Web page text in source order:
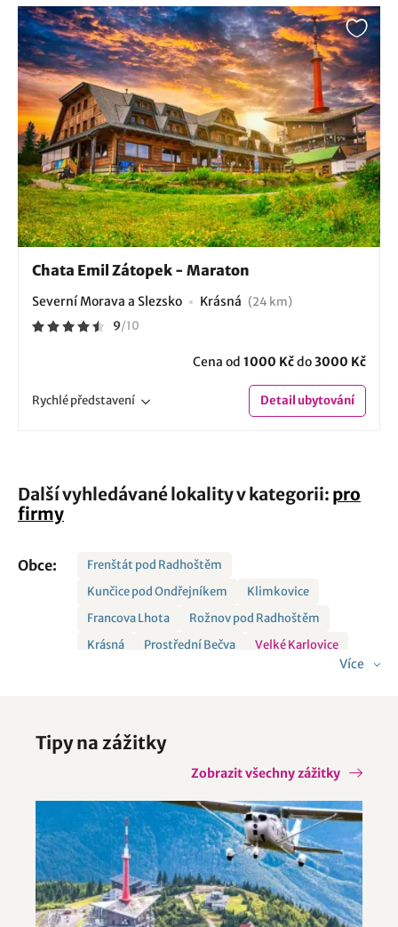
Chata Emil Zátopek - Maraton
Severní Morava a Slezsko Krásná (24 km)
9/10
Cena od 1000 Kčdo3000 Kč
Rychlépředstavení Detailubytování
Další vyhledávané lokality v kategorii: pro
firmy
Obce:
Frenštát pod Radhoštěm
Kunčice pod Ondřejníkem
Klimkovice
Francova Lhota
Rožnov pod Radhoštěm
Krásná
Prostřední Bečva
Velké Karlovice
Malenovice
Více
Tipy na zážitky
Zobrazit všechny zážitky